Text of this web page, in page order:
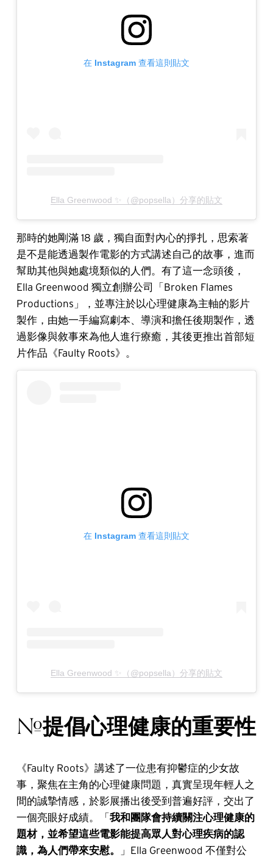
在 Instagram 查看這則貼文
Ella Greenwood ✨（@popsella）分享的貼文
那時的她剛滿 18 歲，獨自面對內心的掙扎，思索著
是不是能透過製作電影的方式講述自己的故事，進而
幫助其他與她處境類似的人們。有了這一念頭後，
Ella Greenwood 獨立創辦公司「Broken Flames
Productions」，並專注於以心理健康為主軸的影片
製作，由她一手編寫劇本、導演和擔任後期製作，透
過影像與敘事來為他人進行療癒，其後更推出首部短
片作品《Faulty Roots》。
在 Instagram 查看這則貼文
Ella Greenwood ✨（@popsella）分享的貼文
#提倡心理健康的重要性
《Faulty Roots》講述了一位患有抑鬱症的少女故
事，聚焦在主角的心理健康問題，真實呈現年輕人之
間的誠摯情感，於影展播出後受到普遍好評，交出了
一個亮眼好成績。「我和團隊會持續關注心理健康的
題材，並希望這些電影能提高眾人對心理疾病的認
識，為人們帶來安慰。
」Ella Greenwood 不僅對公